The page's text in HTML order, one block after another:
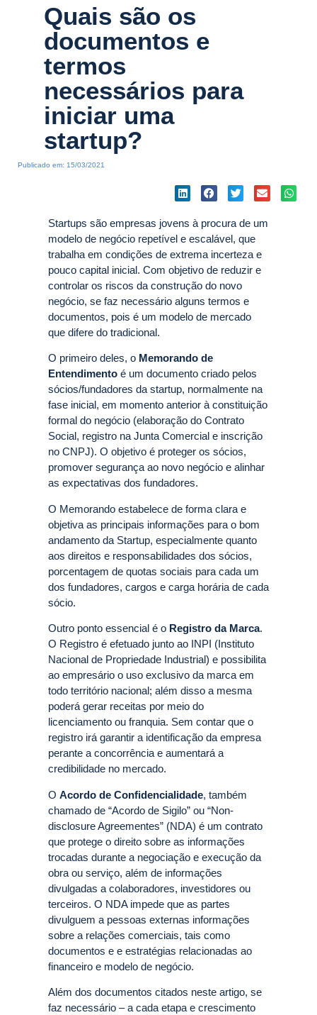
Quais são os
documentos e
termos
necessários para
iniciar uma
startup?
Publicado em: 15/03/2021
Startups são empresas jovens à procura de um
modelo de negócio repetível e escalável, que
trabalha em condições de extrema incerteza e
pouco capital inicial. Com objetivo de reduzir e
controlar os riscos da construção do novo
negócio, se faz necessário alguns termos e
documentos, pois é um modelo de mercado
que difere do tradicional.
O primeiro deles, o Memorando de
Entendimentoé um documento criado pelos
sócios/fundadores da startup, normalmente na
fase inicial, em momento anterior à constituição
formal do negócio (elaboração do Contrato
Social, registro na Junta Comercial e inscrição
no CNPJ). O objetivo é proteger os sócios,
promover segurança ao novo negócio e alinhar
as expectativas dos fundadores.
O Memorando estabelece de forma clara e
objetiva as principais informações para o bom
andamento da Startup, especialmente quanto
aos direitos e responsabilidades dos sócios,
porcentagem de quotas sociais para cada um
dos fundadores, cargos e carga horária de cada
sócio.
Outro ponto essencial é o Registro da Marca.
O Registro é efetuado junto ao INPI (Instituto
Nacional de Propriedade Industrial) e possibilita
ao empresário o uso exclusivo da marca em
todo território nacional; além disso a mesma
poderá gerar receitas por meio do
licenciamento ou franquia. Sem contar que o
registro irá garantir a identificação da empresa
perante a concorrência e aumentará a
credibilidade no mercado.
O Acordo de Confidencialidade, também
chamado de “Acordo de Sigilo” ou “Non-
disclosure Agreementes” (NDA) é um contrato
que protege o direito sobre as informações
trocadas durante a negociação e execução da
obra ou serviço, além de informações
divulgadas a colaboradores, investidores ou
terceiros. O NDA impede que as partes
divulguem a pessoas externas informações
sobre a relações comerciais, tais como
documentos e e estratégias relacionadas ao
financeiro e modelo de negócio.
Além dos documentos citados neste artigo, se
faz necessário – a cada etapa e crescimento